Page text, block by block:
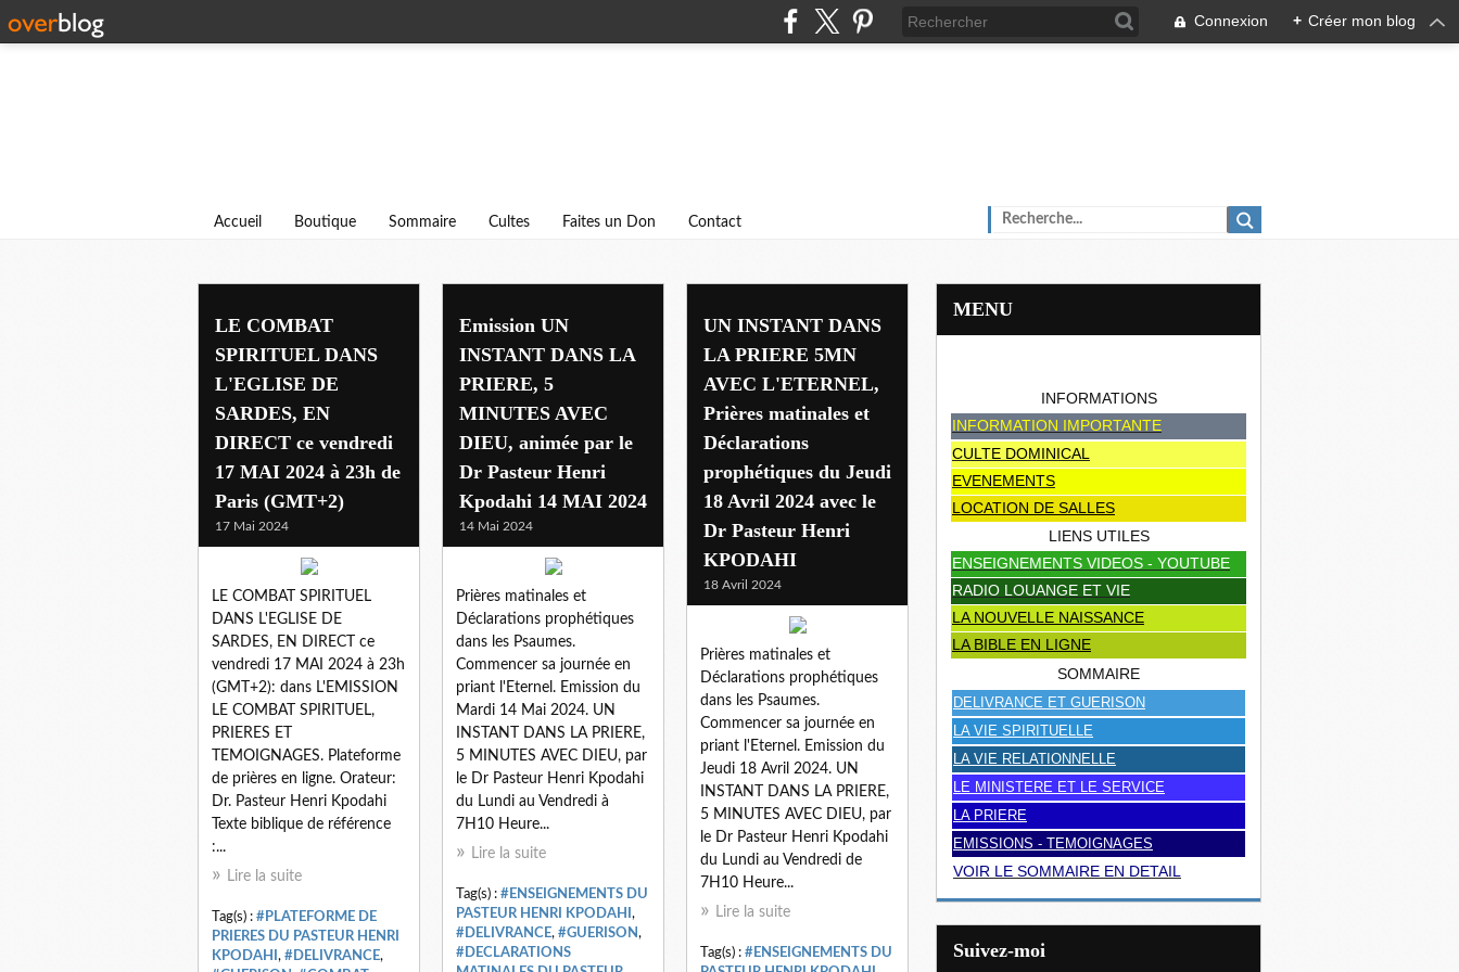
Connexion + Créer mon blog
Accueil Boutique Sommaire Cultes Faites un Don Contact
delivrance
LE COMBAT
SPIRITUEL DANS
L'EGLISE DE
SARDES, EN
DIRECT ce vendredi
17 MAI 2024 à 23h de
Paris (GMT+2)
17 Mai 2024
LE COMBAT SPIRITUEL
DANS L'EGLISE DE
SARDES, EN DIRECT ce
vendredi 17 MAI 2024 à 23h
(GMT+2): dans L'EMISSION
LE COMBAT SPIRITUEL,
PRIERES ET
TEMOIGNAGES. Plateforme
de prières en ligne. Orateur:
Dr. Pasteur Henri Kpodahi
Texte biblique de référence
:...
Lire la suite
Tag(s) : #PLATEFORME DE
PRIERES DU PASTEUR HENRI
KPODAHI , #DELIVRANCE,
Emission UN
INSTANT DANS LA
PRIERE, 5
MINUTES AVEC
DIEU, animée par le
Dr Pasteur Henri
Kpodahi 14 MAI 2024
14 Mai 2024
Prières matinales et
Déclarations prophétiques
dans les Psaumes.
Commencer sa journée en
priant l'Eternel. Emission du
Mardi 14 Mai 2024. UN
INSTANT DANS LA PRIERE,
5 MINUTES AVEC DIEU, par
le Dr Pasteur Henri Kpodahi
du Lundi au Vendredi à
7H10 Heure...
Lire la suite
Tag(s) : #ENSEIGNEMENTS DU
PASTEUR HENRI KPODAHI ,
#DELIVRANCE, #GUERISON,
#DECLARATIONS
UN INSTANT DANS
LA PRIERE 5MN
AVEC L'ETERNEL,
Prières matinales et
Déclarations
prophétiques du Jeudi
18 Avril 2024 avec le
Dr Pasteur Henri
KPODAHI
18 Avril 2024
Prières matinales et
Déclarations prophétiques
dans les Psaumes.
Commencer sa journée en
priant l'Eternel. Emission du
Jeudi 18 Avril 2024. UN
INSTANT DANS LA PRIERE,
5 MINUTES AVEC DIEU, par
le Dr Pasteur Henri Kpodahi
du Lundi au Vendredi de
7H10 Heure...
Lire la suite
Tag(s) : #ENSEIGNEMENTS DU
MENU
INFORMATIONS
INFORMATION IMPORTANTE
CULTE DOMINICAL
EVENEMENTS
LOCATION DE SALLES
LIENS UTILES
ENSEIGNEMENTS VIDEOS - YOUTUBE
RADIO LOUANGE ET VIE
LA NOUVELLE NAISSANCE
LA BIBLE EN LIGNE
SOMMAIRE
DELIVRANCE ET GUERISON
LA VIE SPIRITUELLE
LA VIE RELATIONNELLE
LE MINISTERE ET LE SERVICE
LA PRIERE
EMISSIONS - TEMOIGNAGES
VOIR LE SOMMAIRE EN DETAIL
Suivez-moi